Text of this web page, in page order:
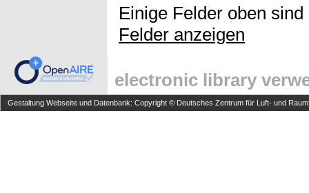
Einige Felder oben
Felder anzeigen
electronic library
Gestaltung Webseite und Datenbank: Copyright © Deutsches Zentrum für Luft- und